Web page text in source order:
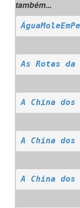
também...
As Rotas da
A China
A China
A China dos